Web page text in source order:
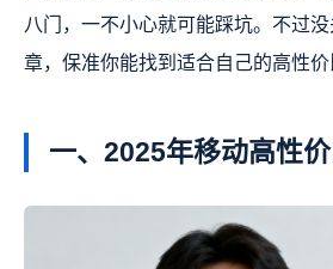
八门，一不小心就可能踩坑。不过
章，保准你能找到适合自己的高性价
一、2025年移动高性